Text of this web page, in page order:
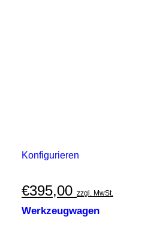
Konfigurieren
€395,00 zzgl. MwSt.
Werkzeugwagen